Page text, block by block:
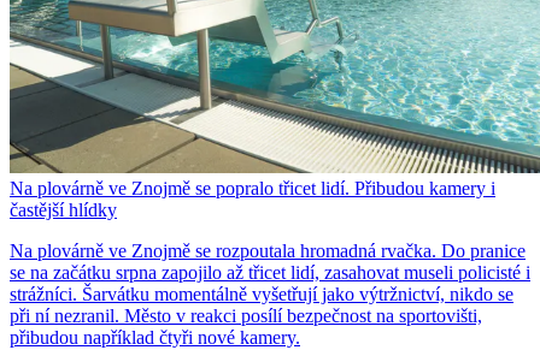
Na plovárně ve Znojmě se popralo třicet lidí. Přibudou kamery i
častější hlídky
Na plovárně ve Znojmě se rozpoutala hromadná rvačka. Do pranice
se na začátku srpna zapojilo až třicet lidí, zasahovat museli policisté i
strážníci. Šarvátku momentálně vyšetřují jako výtržnictví, nikdo se
při ní nezranil. Město v reakci posílí bezpečnost na sportovišti,
přibudou například čtyři nové kamery.